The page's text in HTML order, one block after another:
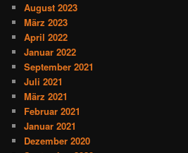
August 2023
März 2023
April 2022
Januar 2022
September 2021
Juli 2021
März 2021
Februar 2021
Januar 2021
Dezember 2020